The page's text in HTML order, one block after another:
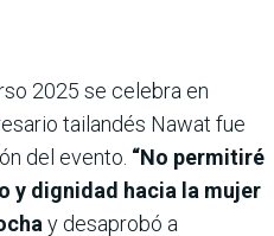
2025 se celebra en
tailandés Nawat fue
del evento. “No permitiré
y dignidad hacia la mujer
y desaprobó a